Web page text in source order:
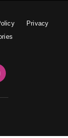
Privacy